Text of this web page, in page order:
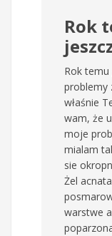
Rok
Rok
problemy
właśnie
wam, że
moje
mialam
sie
Żel
warstwe